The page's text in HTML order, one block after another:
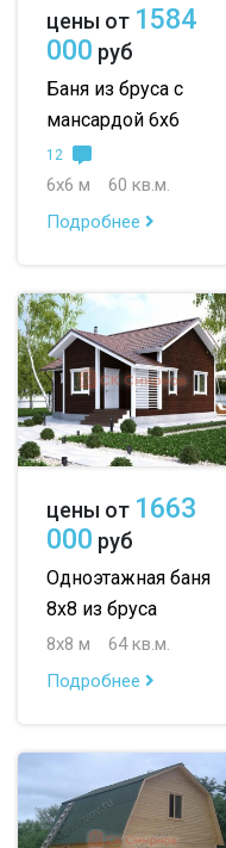
цены от 1584
000 руб
Баня из бруса с
мансардой 6х6
12
6х6 м
60 кв.м.
Подробнее
цены от 1663
000 руб
Одноэтажная баня
8х8 из бруса
8х8 м
64 кв.м.
Подробнее